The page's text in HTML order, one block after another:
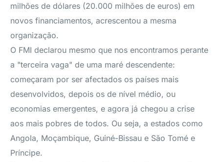
milhões de dólares (20.000 milhões de euros) em
novos financiamentos, acrescentou a mesma
organização.
O FMI declarou mesmo que nos encontramos perante
a "terceira vaga" de uma maré descendente:
começaram por ser afectados os países mais
desenvolvidos, depois os de nível médio, ou
economias emergentes, e agora já chegou a crise
aos mais pobres de todos. Ou seja, a estados como
Angola, Moçambique, Guiné-Bissau e São Tomé e
Príncipe.